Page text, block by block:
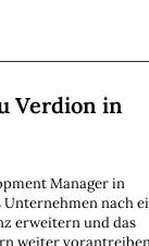
Verdion in
Manager in
nach
erweitern und das
weiter